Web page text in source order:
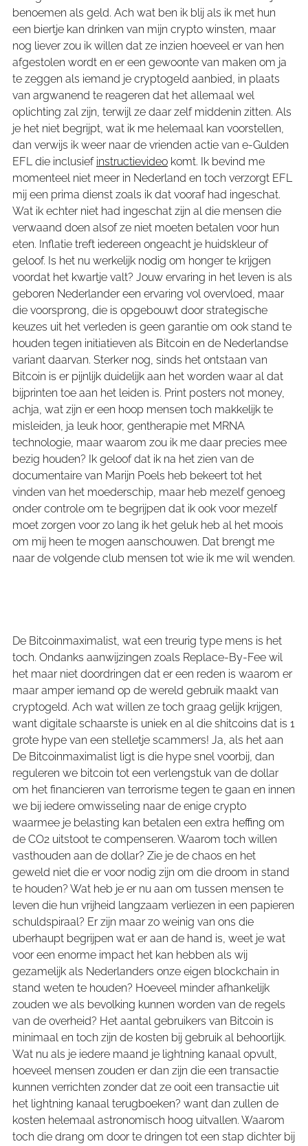
benoemen als geld. Ach wat ben ik blij als ik met hun
een biertje kan drinken van mijn crypto winsten, maar
nog liever zou ik willen dat ze inzien hoeveel er van hen
afgestolen wordt en er een gewoonte van maken om ja
te zeggen als iemand je cryptogeld aanbied, in plaats
van argwanend te reageren dat het allemaal wel
oplichting zal zijn, terwijl ze daar zelf middenin zitten. Als
je het niet begrijpt, wat ik me helemaal kan voorstellen,
dan verwijs ik weer naar de vrienden actie van e-Gulden
EFL die inclusief instructievideo komt. Ik bevind me
momenteel niet meer in Nederland en toch verzorgt EFL
mij een prima dienst zoals ik dat vooraf had ingeschat.
Wat ik echter niet had ingeschat zijn al die mensen die
verwaand doen alsof ze niet moeten betalen voor hun
eten. Inflatie treft iedereen ongeacht je huidskleur of
geloof. Is het nu werkelijk nodig om honger te krijgen
voordat het kwartje valt? Jouw ervaring in het leven is als
geboren Nederlander een ervaring vol overvloed, maar
die voorsprong, die is opgebouwt door strategische
keuzes uit het verleden is geen garantie om ook stand te
houden tegen initiatieven als Bitcoin en de Nederlandse
variant daarvan. Sterker nog, sinds het ontstaan van
Bitcoin is er pijnlijk duidelijk aan het worden waar al dat
bijprinten toe aan het leiden is. Print posters not money,
achja, wat zijn er een hoop mensen toch makkelijk te
misleiden, ja leuk hoor, gentherapie met MRNA
technologie, maar waarom zou ik me daar precies mee
bezig houden? Ik geloof dat ik na het zien van de
documentaire van Marijn Poels heb bekeert tot het
vinden van het moederschip, maar heb mezelf genoeg
onder controle om te begrijpen dat ik ook voor mezelf
moet zorgen voor zo lang ik het geluk heb al het moois
om mij heen te mogen aanschouwen. Dat brengt me
naar de volgende club mensen tot wie ik me wil wenden.
De Bitcoinmaximalist, wat een treurig type mens is het
toch. Ondanks aanwijzingen zoals Replace-By-Fee wil
het maar niet doordringen dat er een reden is waarom er
maar amper iemand op de wereld gebruik maakt van
cryptogeld. Ach wat willen ze toch graag gelijk krijgen,
want digitale schaarste is uniek en al die shitcoins dat is 1
grote hype van een stelletje scammers! Ja, als het aan
De Bitcoinmaximalist ligt is die hype snel voorbij, dan
reguleren we bitcoin tot een verlengstuk van de dollar
om het financieren van terrorisme tegen te gaan en innen
we bij iedere omwisseling naar de enige crypto
waarmee je belasting kan betalen een extra heffing om
de CO2 uitstoot te compenseren. Waarom toch willen
vasthouden aan de dollar? Zie je de chaos en het
geweld niet die er voor nodig zijn om die droom in stand
te houden? Wat heb je er nu aan om tussen mensen te
leven die hun vrijheid langzaam verliezen in een papieren
schuldspiraal? Er zijn maar zo weinig van ons die
uberhaupt begrijpen wat er aan de hand is, weet je wat
voor een enorme impact het kan hebben als wij
gezamelijk als Nederlanders onze eigen blockchain in
stand weten te houden? Hoeveel minder afhankelijk
zouden we als bevolking kunnen worden van de regels
van de overheid? Het aantal gebruikers van Bitcoin is
minimaal en toch zijn de kosten bij gebruik al behoorlijk.
Wat nu als je iedere maand je lightning kanaal opvult,
hoeveel mensen zouden er dan zijn die een transactie
kunnen verrichten zonder dat ze ooit een transactie uit
het lightning kanaal terugboeken? want dan zullen de
kosten helemaal astronomisch hoog uitvallen. Waarom
toch die drang om door te dringen tot een stap dichter bij